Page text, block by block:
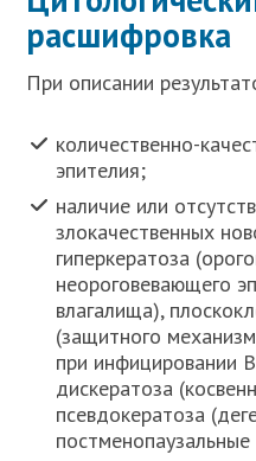
расшифровка
При описании
количественно-
эпителия;
наличие или
злокачественных
гиперкератоза
неороговевающего
влагалища),
(защитного
при инфицировании
дискератоза
псевдокератоза